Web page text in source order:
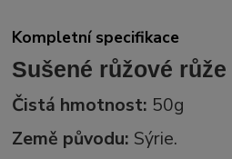
Kompletní specifikace
Sušené růžové růže
Čistá hmotnost: 50g
Země původu: Sýrie.